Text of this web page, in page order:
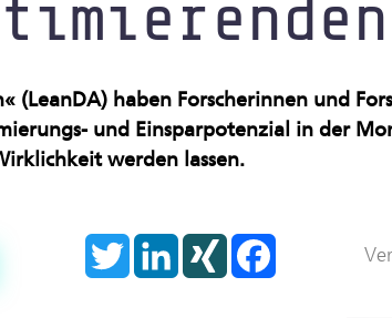
und Trockenraum
(LeanDA) haben Forscherinnen und
und Einsparpotenzial in der
werden lassen.
T L
n
X
N